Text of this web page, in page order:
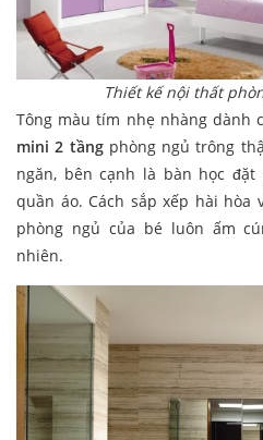
Thiết kế nội thất
Tông màu tím nhẹ nhàng dành
mini 2 tầngphòng ngủ trông
ngăn, bên cạnh là bàn học
quần áo. Cách sắp xếp hài hòa
phòng ngủ của bé luôn ấm
nhiên.